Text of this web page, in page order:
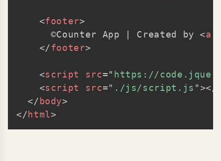
<footer>
      ©Counter App | Created by
<a
</footer>
<script src=" https://
<script src=" ./js/script.js "></
</ body>
</html>